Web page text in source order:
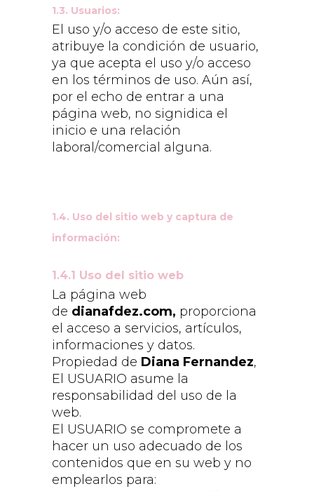
1.3. Usuarios:
El uso y/o acceso de este sitio,
atribuye la condición de usuario,
ya que acepta el uso y/o acceso
en los términos de uso. Aún así,
por el echo de entrar a una
página web, no signidica el
inicio e una relación
laboral/comercial alguna.
1.4. Uso del sitio web y captura de
información:
1.4.1 Uso del sitio web
La página web
de dianafdez.com, proporciona
el acceso a servicios, artículos,
informaciones y datos.
Propiedad de Diana Fernandez,
El USUARIO asume la
responsabilidad del uso de la
web.
El USUARIO se compromete a
hacer un uso adecuado de los
contenidos que en su web y no
emplearlos para: